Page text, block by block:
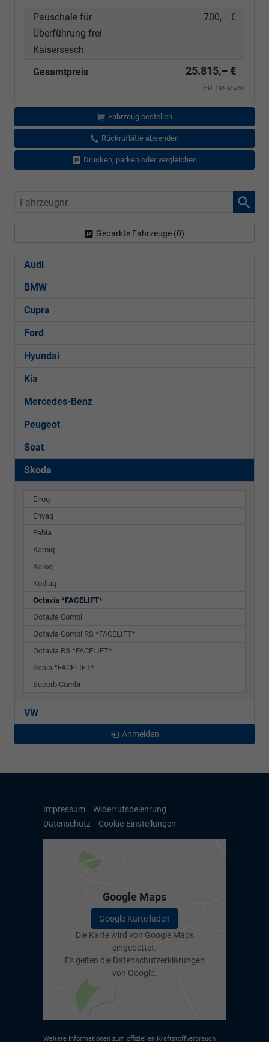
Pauschale für
Überführung frei
Kaisersesch
700,– €
Gesamtpreis 25.815,– €
inkl. 19% MwSt.
Fahrzeug bestellen
Rückrufbitte absenden
Drucken, parken oder vergleichen
Fahrzeugnr.
Geparkte Fahrzeuge (0)
Audi
BMW
Cupra
Ford
Hyundai
Kia
Mercedes-Benz
Peugeot
Seat
Skoda
Elroq
Enyaq
Fabia
Kamiq
Karoq
Kodiaq
Octavia *FACELIFT*
Octavia Combi
Octavia Combi RS *FACELIFT*
Octavia RS *FACELIFT*
Scala *FACELIFT*
Superb Combi
VW
Anmelden
Impressum
Widerrufsbelehrung
Datenschutz
Cookie-Einstellungen
Google Maps
Google Karte laden
Die Karte wird von Google Maps
eingebettet.
Es gelten die Datenschutzerklärungen
von Google.
Weitere Informationen zum offiziellen Kraftstoffverbrauch